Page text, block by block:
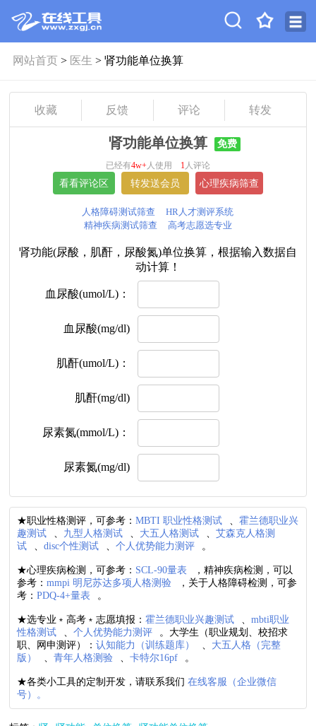
网站首页> 医生 > 肾功能单位换算
收藏 反馈 评论 转发
肾功能单位换算 免费
已经有4w+人使用 1人评论
人格障碍测试筛查
HR人才测评系统
精神疾病测试筛查
高考志愿选专业
肾功能(尿酸，肌酐，尿酸氮)单位换算，根据输入数据自
动计算！
血尿酸(umol/L)：
血尿酸(mg/dl)
肌酐(umol/L)：
肌酐(mg/dl)
尿素氮(mmol/L)：
尿素氮(mg/dl)
★职业性格测评，可参考：MBTI 职业性格测试 、霍兰德职业兴
趣测试
、 九型人格测试 、 大五人格测试 、艾森克人格测
试
、disc个性测试 、个人优势能力测评 。
★心理疾病检测，可参考： SCL-90量表
，精神疾病检测，可以
参考：mmpi 明尼苏达多项人格测验
，关于人格障碍检测，可参
考：PDQ-4+量表 。
★选专业﹡高考﹡志愿填报：霍兰德职业兴趣测试 、mbti职业
性格测试
、个人优势能力测评
。大学生（职业规划、校招求
职、网申测评）：认知能力（训练题库） 、 大五人格（完整
版）
、青年人格测验 、卡特尔16pf 。
★各类小工具的定制开发，请联系我们在线客服（企业微信
号）。